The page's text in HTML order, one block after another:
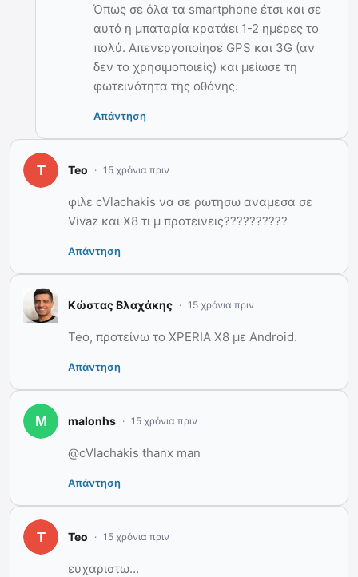
Όπως σε όλα τα smartphone έτσι και σε
αυτό η μπαταρία κρατάει 1-2 ημέρες το
πολύ. Απενεργοποίησε GPS και 3G (αν
δεν το χρησιμοποιείς) και μείωσε τη
φωτεινότητα της οθόνης.
Απάντηση
Teo 15 χρόνια πριν
φιλε cVlachakis να σε ρωτησω αναμεσα σε
Vivaz και Χ8 τι μ προτεινεις??????????
Απάντηση
Κώστας Βλαχάκης 15 χρόνια πριν
Teo, προτείνω το XPERIA X8 με Android.
Απάντηση
malonhs 15 χρόνια πριν
@cVlachakis thanx man
Απάντηση
Teo 15 χρόνια πριν
ευχαριστω…